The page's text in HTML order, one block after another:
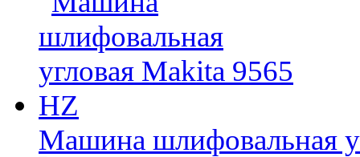
Машина шлифовальная